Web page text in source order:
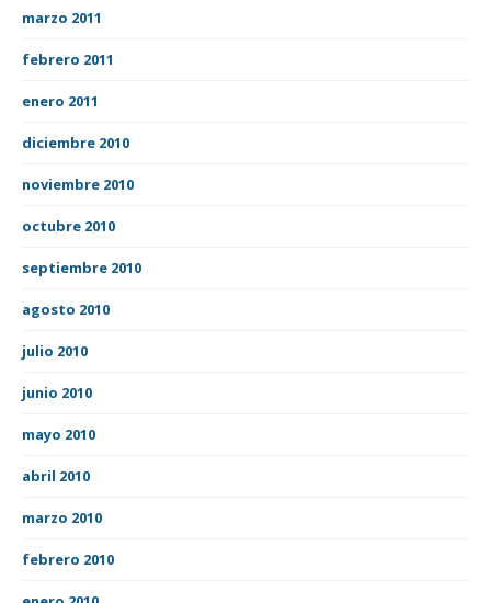
marzo 2011
febrero 2011
enero 2011
diciembre 2010
noviembre 2010
octubre 2010
septiembre 2010
agosto 2010
julio 2010
junio 2010
mayo 2010
abril 2010
marzo 2010
febrero 2010